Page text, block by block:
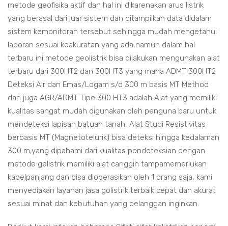
metode geofisika aktif dan hal ini dikarenakan arus listrik
yang berasal dari luar sistem dan ditampilkan data didalam
sistem kemonitoran tersebut sehingga mudah mengetahui
laporan sesuai keakuratan yang ada,namun dalam hal
terbaru ini metode geolistrik bisa dilakukan mengunakan alat
terbaru dari 300HT2 dan 300HT3 yang mana ADMT 300HT2
Deteksi Air dan Emas/Logam s/d 300 m basis MT Method
dan juga AGR/ADMT Tipe 300 HT3 adalah Alat yang memiliki
kualitas sangat mudah digunakan oleh penguna baru untuk
mendeteksi lapisan batuan tanah, Alat Studi Resistivitas
berbasis MT (Magnetotelurik) bisa deteksi hingga kedalaman
300 m,yang dipahami dari kualitas pendeteksian dengan
metode gelistrik memiliki alat canggih tampamemerlukan
kabelpanjang dan bisa dioperasikan oleh 1 orang saja, kami
menyediakan layanan jasa golistrik terbaik,cepat dan akurat
sesuai minat dan kebutuhan yang pelanggan inginkan.